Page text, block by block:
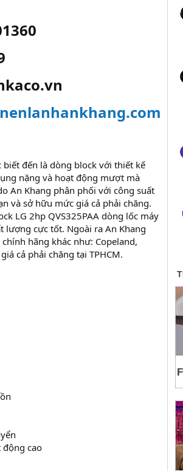
đến là dòng block với thiết kế
nặng và hoạt động mượt mà
An Khang phân phối với công suất
và sở hữu mức giá cả phải chăng.
LG 2hp QVS325PAA dòng lốc máy
lượng cực tốt. Ngoài ra An Khang
hãng khác như: Copeland,
cả phải chăng tại TPHCM.
động cao